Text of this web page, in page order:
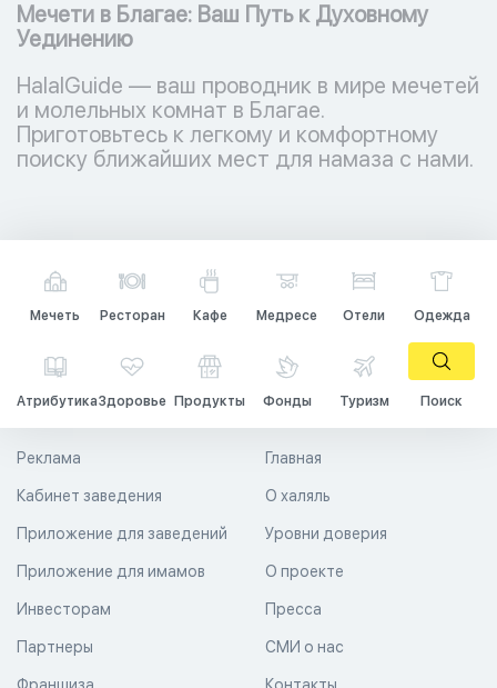
Мечети в Благае: Ваш Путь к Духовному
Уединению
HalalGuide — ваш проводник в мире мечетей
и молельных комнат в Благае.
Приготовьтесь к легкому и комфортному
поиску ближайших мест для намаза с нами.
Мечеть Ресторан Кафе Медресе Отели Одежда
АтрибутикаЗдоровье Продукты Фонды Туризм Поиск
Главная
О халяль
Уровни доверия
Реклама
Кабинет заведения
Приложение для заведений
Приложение для имамов О проекте
Пресса
СМИ о нас
Инвесторам
Партнеры